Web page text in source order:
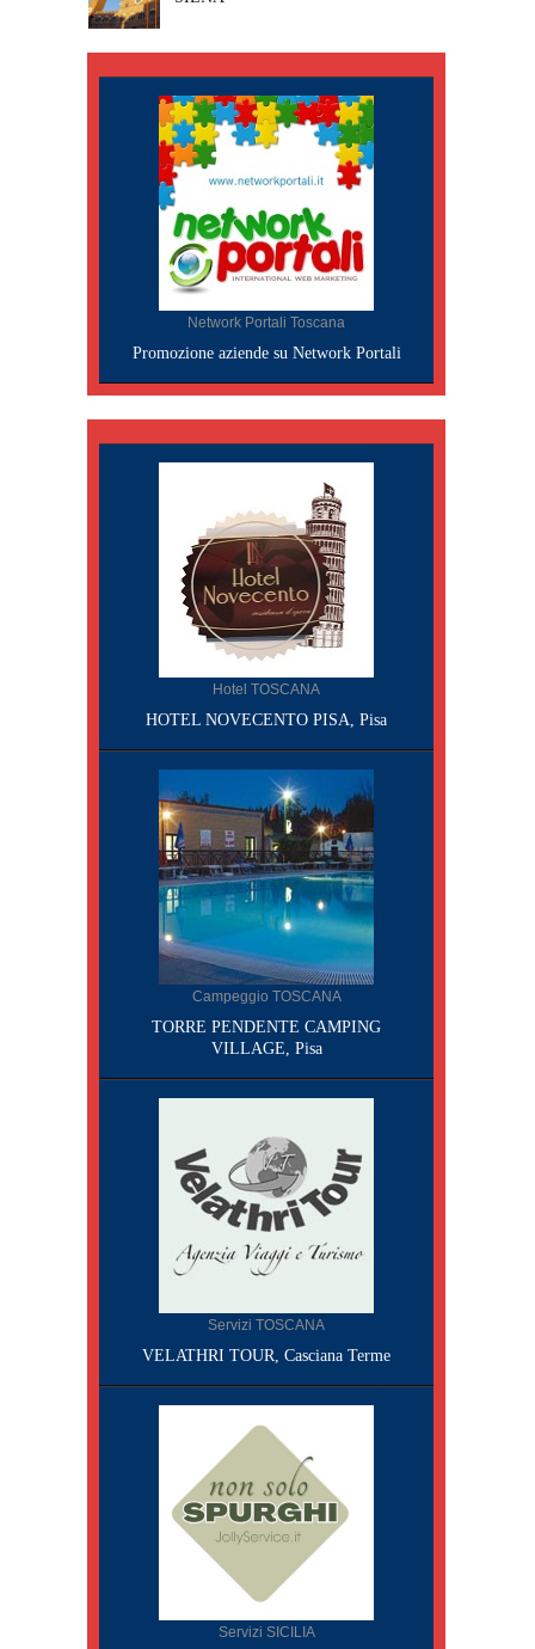
Network Portali Toscana
Promozione aziende su Network Portali
Hotel TOSCANA
HOTEL NOVECENTO PISA, Pisa
Campeggio TOSCANA
TORRE PENDENTE CAMPING
VILLAGE, Pisa
Servizi TOSCANA
VELATHRI TOUR, Casciana Terme
Servizi SICILIA